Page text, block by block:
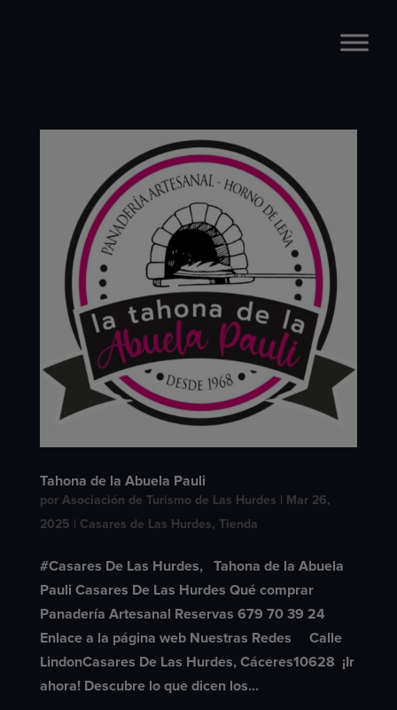
Tahona de la Abuela Pauli
por Asociación de Turismo de Las Hurdes | Mar 26,
2025 | Casares de Las Hurdes, Tienda
#Casares De Las Hurdes, Tahona de la Abuela
Pauli Casares De Las Hurdes Qué comprar
Panadería Artesanal Reservas 679 70 39 24
Enlace a la página web Nuestras Redes Calle
LindonCasares De Las Hurdes, Cáceres10628 ​ ¡Ir
ahora! Descubre lo que dicen los...